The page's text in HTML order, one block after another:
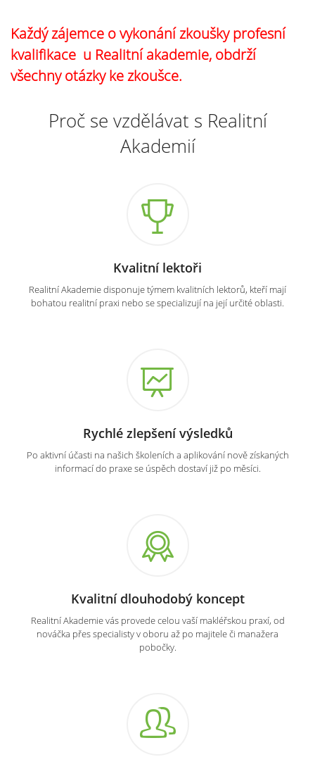
Každý zájemce o vykonání zkoušky profesní
kvalifikace u Realitní akademie, obdrží
všechny otázky ke zkoušce.
Proč se vzdělávat s Realitní
Akademií
Kvalitní lektoři
Realitní Akademie disponuje týmem kvalitních lektorů, kteří mají
bohatou realitní praxi nebo se specializují na její určité oblasti.
Rychlé zlepšení výsledků
Po aktivní účasti na našich školeních a aplikování nově získaných
informací do praxe se úspěch dostaví již po měsíci.
Kvalitní dlouhodobý koncept
Realitní Akademie vás provede celou vaší makléřskou praxí, od
nováčka přes specialisty v oboru až po majitele či manažera
pobočky.